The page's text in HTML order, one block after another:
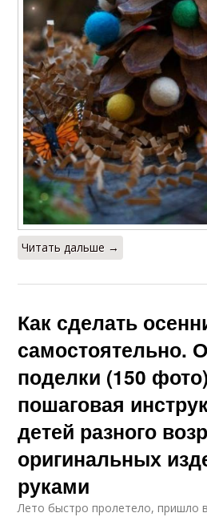
Читать дальше →
Как сделать
самостоятельно.
поделки (150
пошаговая
детей разного
оригинальных
руками
Лето быстро пролетело, пришло